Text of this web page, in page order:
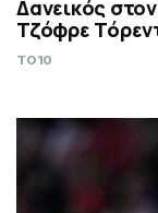
Δανεικός
Τζόφρε
TO10